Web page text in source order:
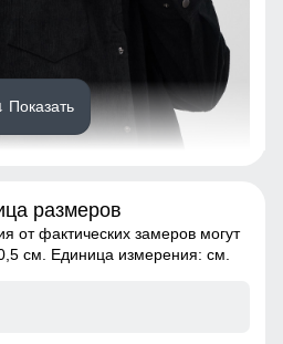
и вместительными
легко хранить и быстро
такие как ключи, телефон
↓ Показать
размеров
от фактических замеров могут
см. Единица измерения: см.